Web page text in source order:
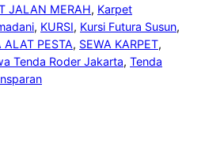
JALAN MERAH, Karpet
, KURSI, Kursi Futura Susun
ALAT PESTA, SEWA KARPET
Tenda Roder Jakarta, Tenda